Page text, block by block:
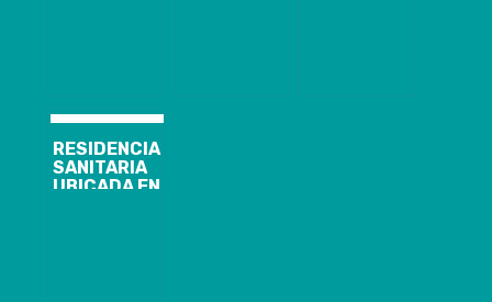
RESIDENCIA
SANITARIA
UBICADA EN